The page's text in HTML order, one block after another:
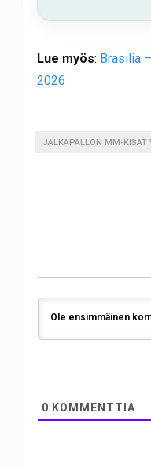
Lue myös: Brasilia
2026
JALKAPALLON MM-KISAT
0 KOMMENTTIA